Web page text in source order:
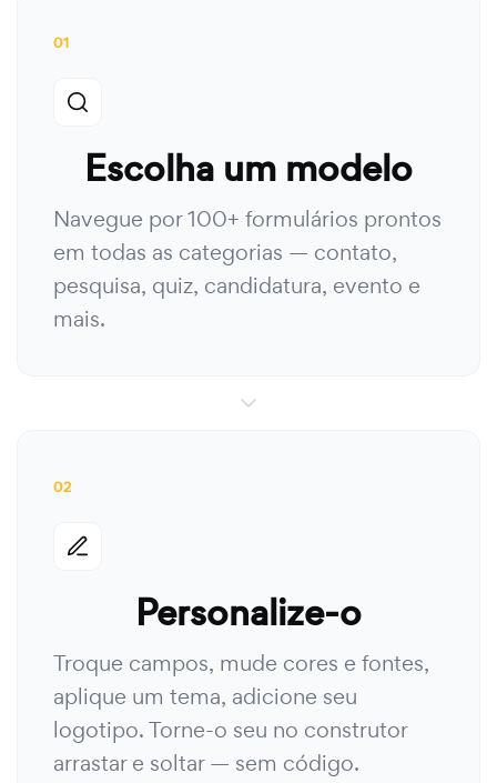
01
Escolha um modelo
Navegue por 100+ formulários prontos
em todas as categorias — contato,
pesquisa, quiz, candidatura, evento e
mais.
02
Personalize-o
Troque campos, mude cores e fontes,
aplique um tema, adicione seu
logotipo. Torne-o seu no construtor
arrastar e soltar — sem código.